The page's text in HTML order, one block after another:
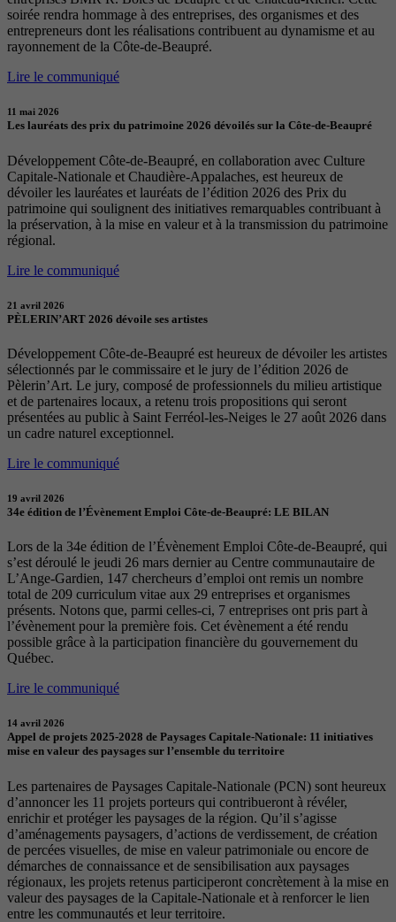
soirée rendra hommage à des entreprises, des organismes et des
entrepreneurs dont les réalisations contribuent au dynamisme et au
rayonnement de la Côte-de-Beaupré.
Lire le communiqué
11 mai 2026
Les lauréats des prix du patrimoine 2026 dévoilés sur la Côte-de-Beaupré
Développement Côte-de-Beaupré, en collaboration avec Culture
Capitale-Nationale et Chaudière-Appalaches, est heureux de
dévoiler les lauréates et lauréats de l’édition 2026 des Prix du
patrimoine qui soulignent des initiatives remarquables contribuant à
la préservation, à la mise en valeur et à la transmission du patrimoine
régional.
Lire le communiqué
21 avril 2026
PÈLERIN’ART 2026 dévoile ses artistes
Développement Côte-de-Beaupré est heureux de dévoiler les artistes
sélectionnés par le commissaire et le jury de l’édition 2026 de
Pèlerin’Art. Le jury, composé de professionnels du milieu artistique
et de partenaires locaux, a retenu trois propositions qui seront
présentées au public à Saint Ferréol-les-Neiges le 27 août 2026 dans
un cadre naturel exceptionnel.
Lire le communiqué
19 avril 2026
34e édition de l’Évènement Emploi Côte-de-Beaupré: LE BILAN
Lors de la 34e édition de l’Évènement Emploi Côte-de-Beaupré, qui
s’est déroulé le jeudi 26 mars dernier au Centre communautaire de
L’Ange-Gardien, 147 chercheurs d’emploi ont remis un nombre
total de 209 curriculum vitae aux 29 entreprises et organismes
présents. Notons que, parmi celles-ci, 7 entreprises ont pris part à
l’évènement pour la première fois. Cet évènement a été rendu
possible grâce à la participation financière du gouvernement du
Québec.
Lire le communiqué
14 avril 2026
Appel de projets 2025-2028 de Paysages Capitale-Nationale: 11 initiatives
mise en valeur des paysages sur l’ensemble du territoire
Les partenaires de Paysages Capitale-Nationale (PCN) sont heureux
d’annoncer les 11 projets porteurs qui contribueront à révéler,
enrichir et protéger les paysages de la région. Qu’il s’agisse
d’aménagements paysagers, d’actions de verdissement, de création
de percées visuelles, de mise en valeur patrimoniale ou encore de
démarches de connaissance et de sensibilisation aux paysages
régionaux, les projets retenus participeront concrètement à la mise en
valeur des paysages de la Capitale-Nationale et à renforcer le lien
entre les communautés et leur territoire.